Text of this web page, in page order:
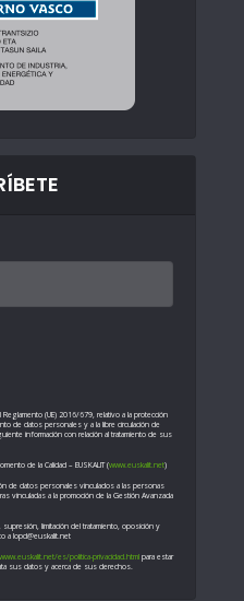
(UE) 2016/679, relativo a la protección
de datos personales y a la libre circulación de
información con relación al tratamiento de sus
de la Calidad – EUSKALIT (www.euskalit.net)
de datos personales vinculados a las personas
vinculadas a la promoción de la Gestión Avanzada
limitación del tratamiento, oposición y
a lopd@euskalit.net
es/politica-privacidad.html para estar
sus datos y acerca de sus derechos.